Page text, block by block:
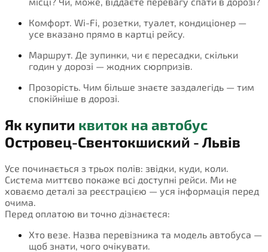
Комфорт. Wi-Fi, розетки, туалет, кондиціонер —
усе вказано прямо в картці рейсу.
Маршрут. Де зупинки, чи є пересадки, скільки
годин у дорозі — жодних сюрпризів.
Прозорість. Чим більше знаєте заздалегідь — тим
спокійніше в дорозі.
Як купити квиток на автобус
Островец-Свентокшиский - Львів
Усе починається з трьох полів: звідки, куди, коли.
Система миттєво покаже всі доступні рейси. Ми не
ховаємо деталі за реєстрацією — уся інформація перед
очима.
Перед оплатою ви точно дізнаєтеся:
Хто везе. Назва перевізника та модель автобуса —
щоб знати, чого очікувати.